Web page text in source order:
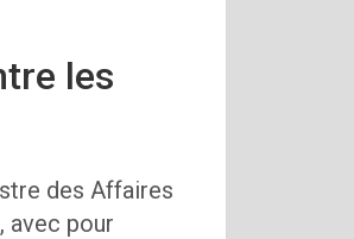
les
des Affaires
avec pour